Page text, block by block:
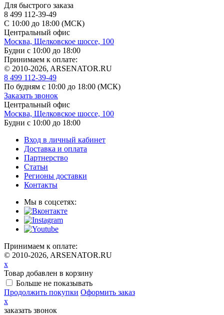
Для быстрого заказа
8 499 112-39-49
С 10:00 до 18:00 (МСК)
Центральный офис
Москва, Щелковское шоссе, 100
Будни с 10:00 до 18:00
Принимаем к оплате:
© 2010-2026, ARSENATOR.RU
8 499 112-39-49
По будням с 10:00 до 18:00 (МСК)
Заказать звонок
Центральный офис
Москва, Щелковское шоссе, 100
Будни с 10:00 до 18:00
Вход в личный кабинет
Доставка и оплата
Партнерство
Статьи
Регионы доставки
Контакты
Мы в соцсетях:
Принимаем к оплате:
© 2010-2026, ARSENATOR.RU
x
Товар добавлен в корзину
Больше не показывать
Продолжить покупки Оформить заказ
x
заказать звонок